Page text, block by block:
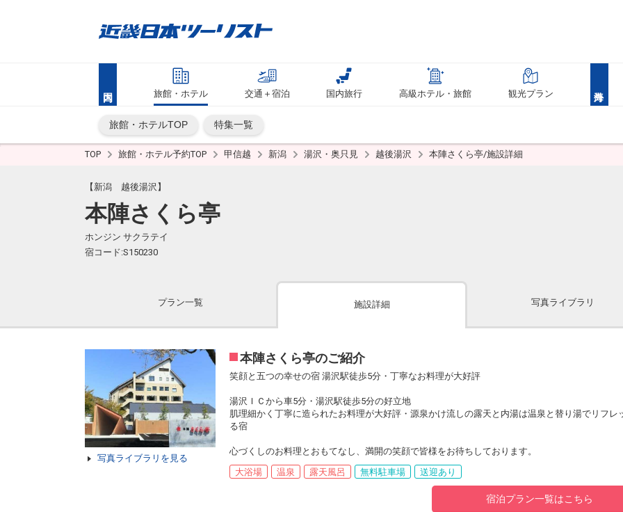
旅館・ホテル 交通＋宿泊 国内旅行 高級ホテル・旅館 観光プラン
旅館・ホテルTOP 特集一覧
TOP 旅館・ホテル予約TOP 甲信越 新潟 湯沢・奥只見 越後湯沢 本陣さくら亭/施設詳細
【新潟 越後湯沢】
本陣さくら亭
ホンジン サクラテイ
宿コード:S150230
プラン一覧 施設詳細 写真ライブラリ
写真ライブラリを見る
本陣さくら亭のご紹介
笑顔と五つの幸せの宿 湯沢駅徒歩5分・丁寧なお料理が大好評
湯沢ＩＣから車5分・湯沢駅徒歩5分の好立地
肌理細かく丁寧に造られたお料理が大好評・源泉かけ流しの露天と内湯は温泉と替り湯でリフ
る宿
心づくしのお料理とおもてなし、満開の笑顔で皆様をお待ちしております。
大浴場
温泉 露天風呂 無料駐車場 送迎あり
宿泊プラン一覧はこちら